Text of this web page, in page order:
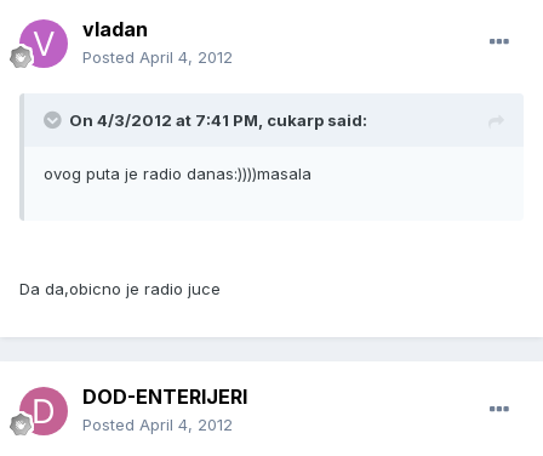
vladan
Posted April 4, 2012
On 4/3/2012 at 7:41 PM, cukarp said:
ovog puta je radio danas:))))masala
Da da,obicno je radio juce
DOD-ENTERIJERI
Posted April 4, 2012